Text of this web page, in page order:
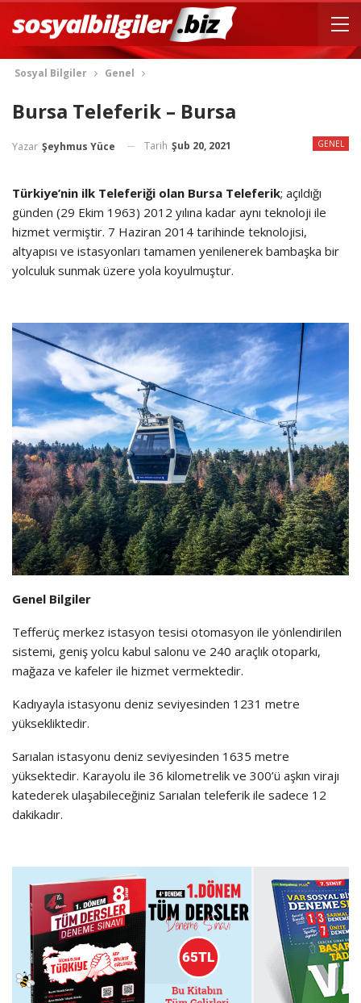
Sosyal Bilgiler Genel
Bursa Teleferik – Bursa
GENEL
Yazar Şeyhmus Yüce Tarih Şub 20, 2021
Türkiye’nin ilk Teleferiği olan Bursa Teleferik; açıldığı
günden (29 Ekim 1963) 2012 yılına kadar aynı teknoloji ile
hizmet vermiştir. 7 Haziran 2014 tarihinde teknolojisi,
altyapısı ve istasyonları tamamen yenilenerek bambaşka bir
yolculuk sunmak üzere yola koyulmuştur.
Genel Bilgiler
Tefferüç merkez istasyon tesisi otomasyon ile yönlendirilen
sistemi, geniş yolcu kabul salonu ve 240 araçlık otoparkı,
mağaza ve kafeler ile hizmet vermektedir.
Kadıyayla istasyonu deniz seviyesinden 1231 metre
yüksekliktedir.
Sarıalan istasyonu deniz seviyesinden 1635 metre
yüksektedir. Karayolu ile 36 kilometrelik ve 300’ü aşkın virajı
katederek ulaşabileceğiniz Sarıalan teleferik ile sadece 12
dakikadır.